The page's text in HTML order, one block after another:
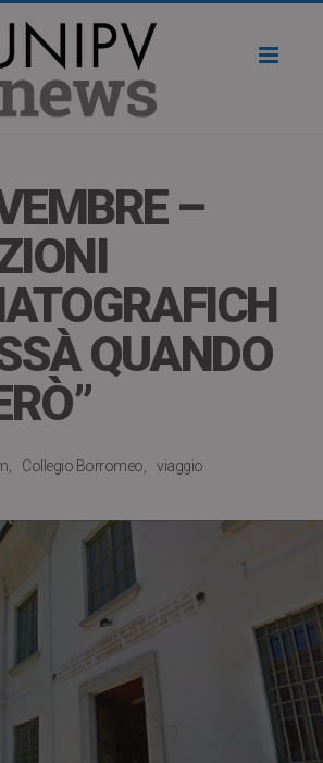
–
QUANDO
Collegio Borromeo viaggio